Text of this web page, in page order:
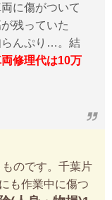
に傷がついて
残っていた
らんぷり…。結
修理代は10万
のです。千葉片
も作業中に傷つ